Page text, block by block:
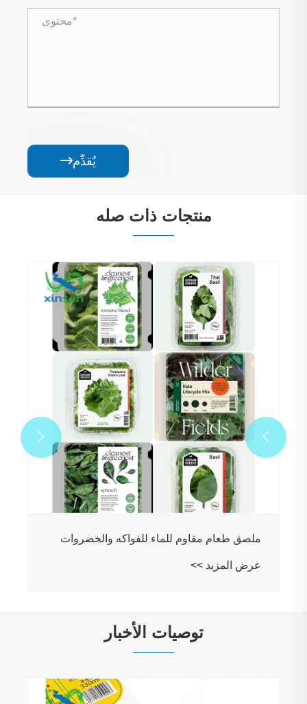
يُقدِّم
منتجات ذات صله
ملصق عالي الالتصاق للتغليف البلاستيكي
المنكمش
عرض المزيد >>


توصيات الأخبار